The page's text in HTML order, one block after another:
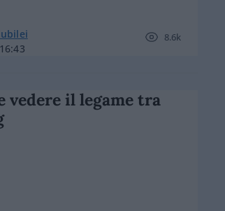
8.6k
vedere il legame tra